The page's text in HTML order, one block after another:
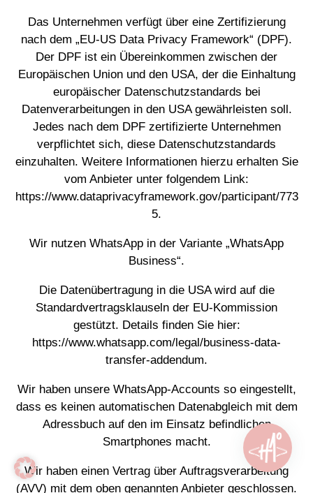

Anrufen 
E-Mail 
WhatsApp 
Instagram
Das Unternehmen verfügt über eine Zertifizierung
nach dem „EU-US Data Privacy Framework“ (DPF).
Der DPF ist ein Übereinkommen zwischen der
Europäischen Union und den USA, der die Einhaltung
europäischer Datenschutzstandards bei
Datenverarbeitungen in den USA gewährleisten soll.
Jedes nach dem DPF zertifizierte Unternehmen
verpflichtet sich, diese Datenschutzstandards
einzuhalten. Weitere Informationen hierzu erhalten Sie
vom Anbieter unter folgendem Link:
https://www.dataprivacyframework.gov/participant/773
5.
Wir nutzen WhatsApp in der Variante „WhatsApp
Business“.
Die Datenübertragung in die USA wird auf die
Standardvertragsklauseln der EU-Kommission
gestützt. Details finden Sie hier:
https://www.whatsapp.com/legal/business-data-
transfer-addendum.
Wir haben unsere WhatsApp-Accounts so eingestellt,
dass es keinen automatischen Datenabgleich mit dem
Adressbuch auf den im Einsatz befindlichen
Smartphones macht.
Wir haben einen Vertrag über Auftragsverarbeitung
(AVV) mit dem oben genannten Anbieter geschlossen.